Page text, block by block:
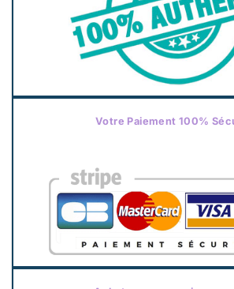
Votre Paiement 100%